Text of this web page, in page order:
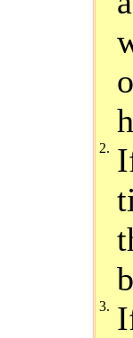
2.
3.